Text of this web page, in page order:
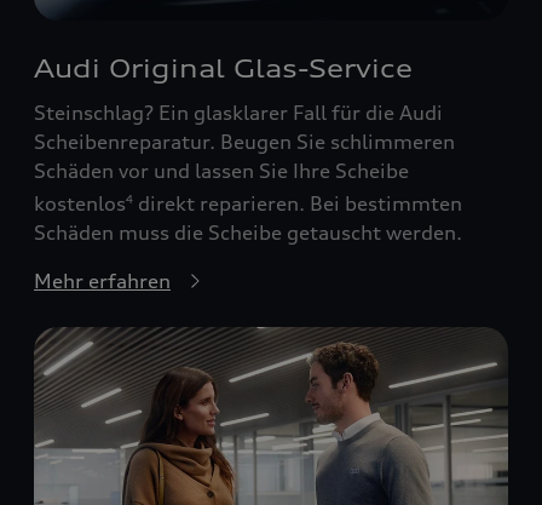
Audi Original Glas-Service
Steinschlag? Ein glasklarer Fall für die Audi
Scheibenreparatur. Beugen Sie schlimmeren
Schäden vor und lassen Sie Ihre Scheibe
kostenlos4 direkt reparieren. Bei bestimmten
Schäden muss die Scheibe getauscht werden.
Mehr erfahren